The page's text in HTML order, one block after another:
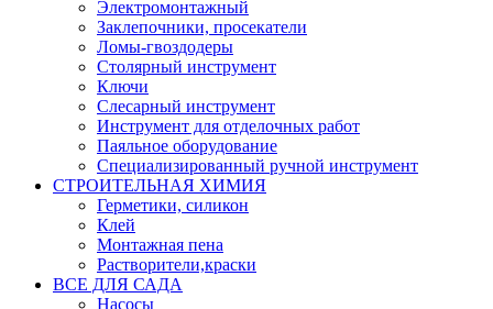
Электромонтажный
Заклепочники, просекатели
Ломы-гвоздодеры
Столярный инструмент
Ключи
Слесарный инструмент
Инструмент для отделочных работ
Паяльное оборудование
Специализированный ручной инструмент
СТРОИТЕЛЬНАЯ ХИМИЯ
Герметики, силикон
Клей
Монтажная пена
Растворители,краски
ВСЕ ДЛЯ САДА
Насосы